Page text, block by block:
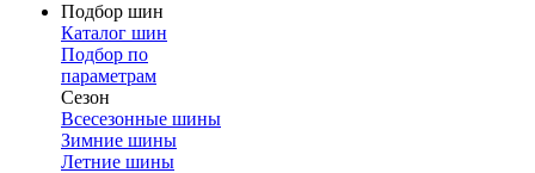
Подбор шин
Каталог шин
Подбор по
параметрам
Сезон
Всесезонные шины
Зимние шины
Летние шины